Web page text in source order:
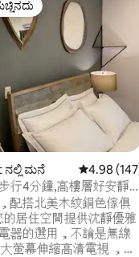
ಅಚ್ಚುಮೆಚ್ಚಿನದು
ನಲ್ಲಿ ಮನೆ 5 ರಲ್ಲಿ
4.98
行4分鐘,高樓層好安靜-
ಉರ್ ಮನೆ
配搭北美木紋銅色傢俱
的居住空間提供沈靜優雅
器的選用，不論是無線
螢幕伸縮高清電視 ，都